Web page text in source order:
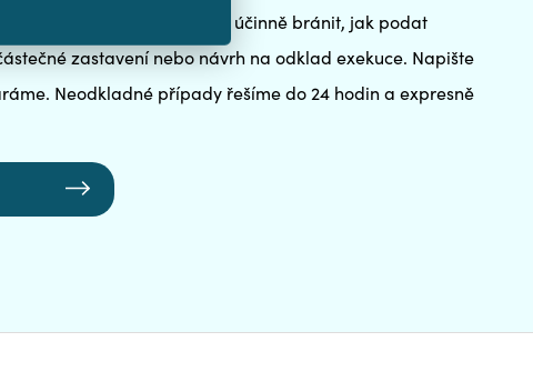
Poradíme vám, jak se jí účinně bránit, jak podat
zastavení nebo návrh na odklad exekuce. Napište
Neodkladné případy řešíme do 24 hodin a expresně